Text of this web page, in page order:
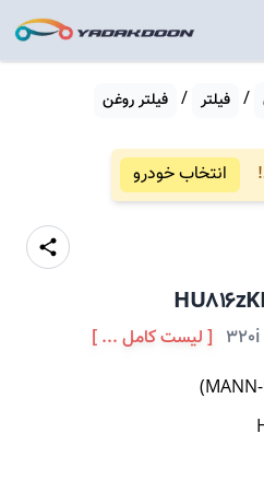
خانه
/ فیلتر / فیلتر روغن
انتخاب خودرو
[ لیست کامل ... ]
)